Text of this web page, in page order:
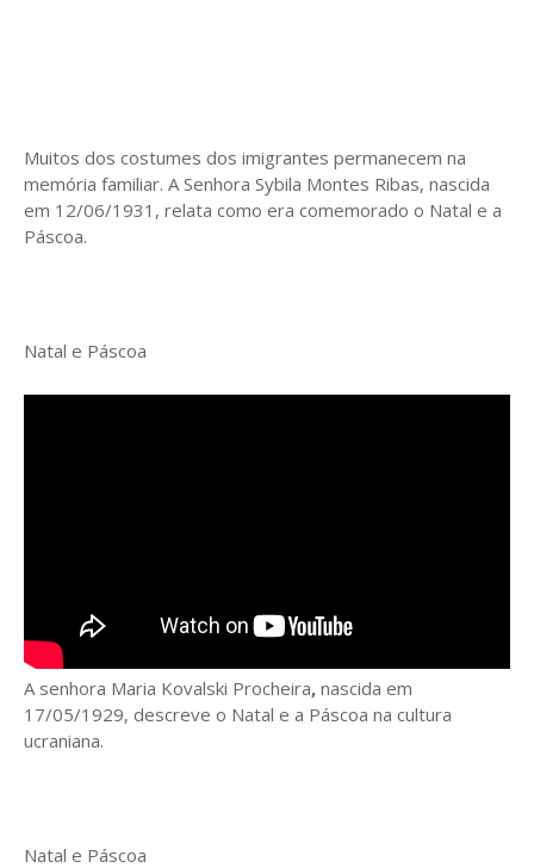
Muitos dos costumes dos imigrantes permanecem na
memória familiar. A Senhora Sybila Montes Ribas, nascida
em 12/06/1931, relata como era comemorado o Natal e a
Páscoa.
Natal e Páscoa
A senhora Maria Kovalski Procheira, nascida em
17/05/1929, descreve o Natal e a Páscoa na cultura
ucraniana.
Natal e Páscoa